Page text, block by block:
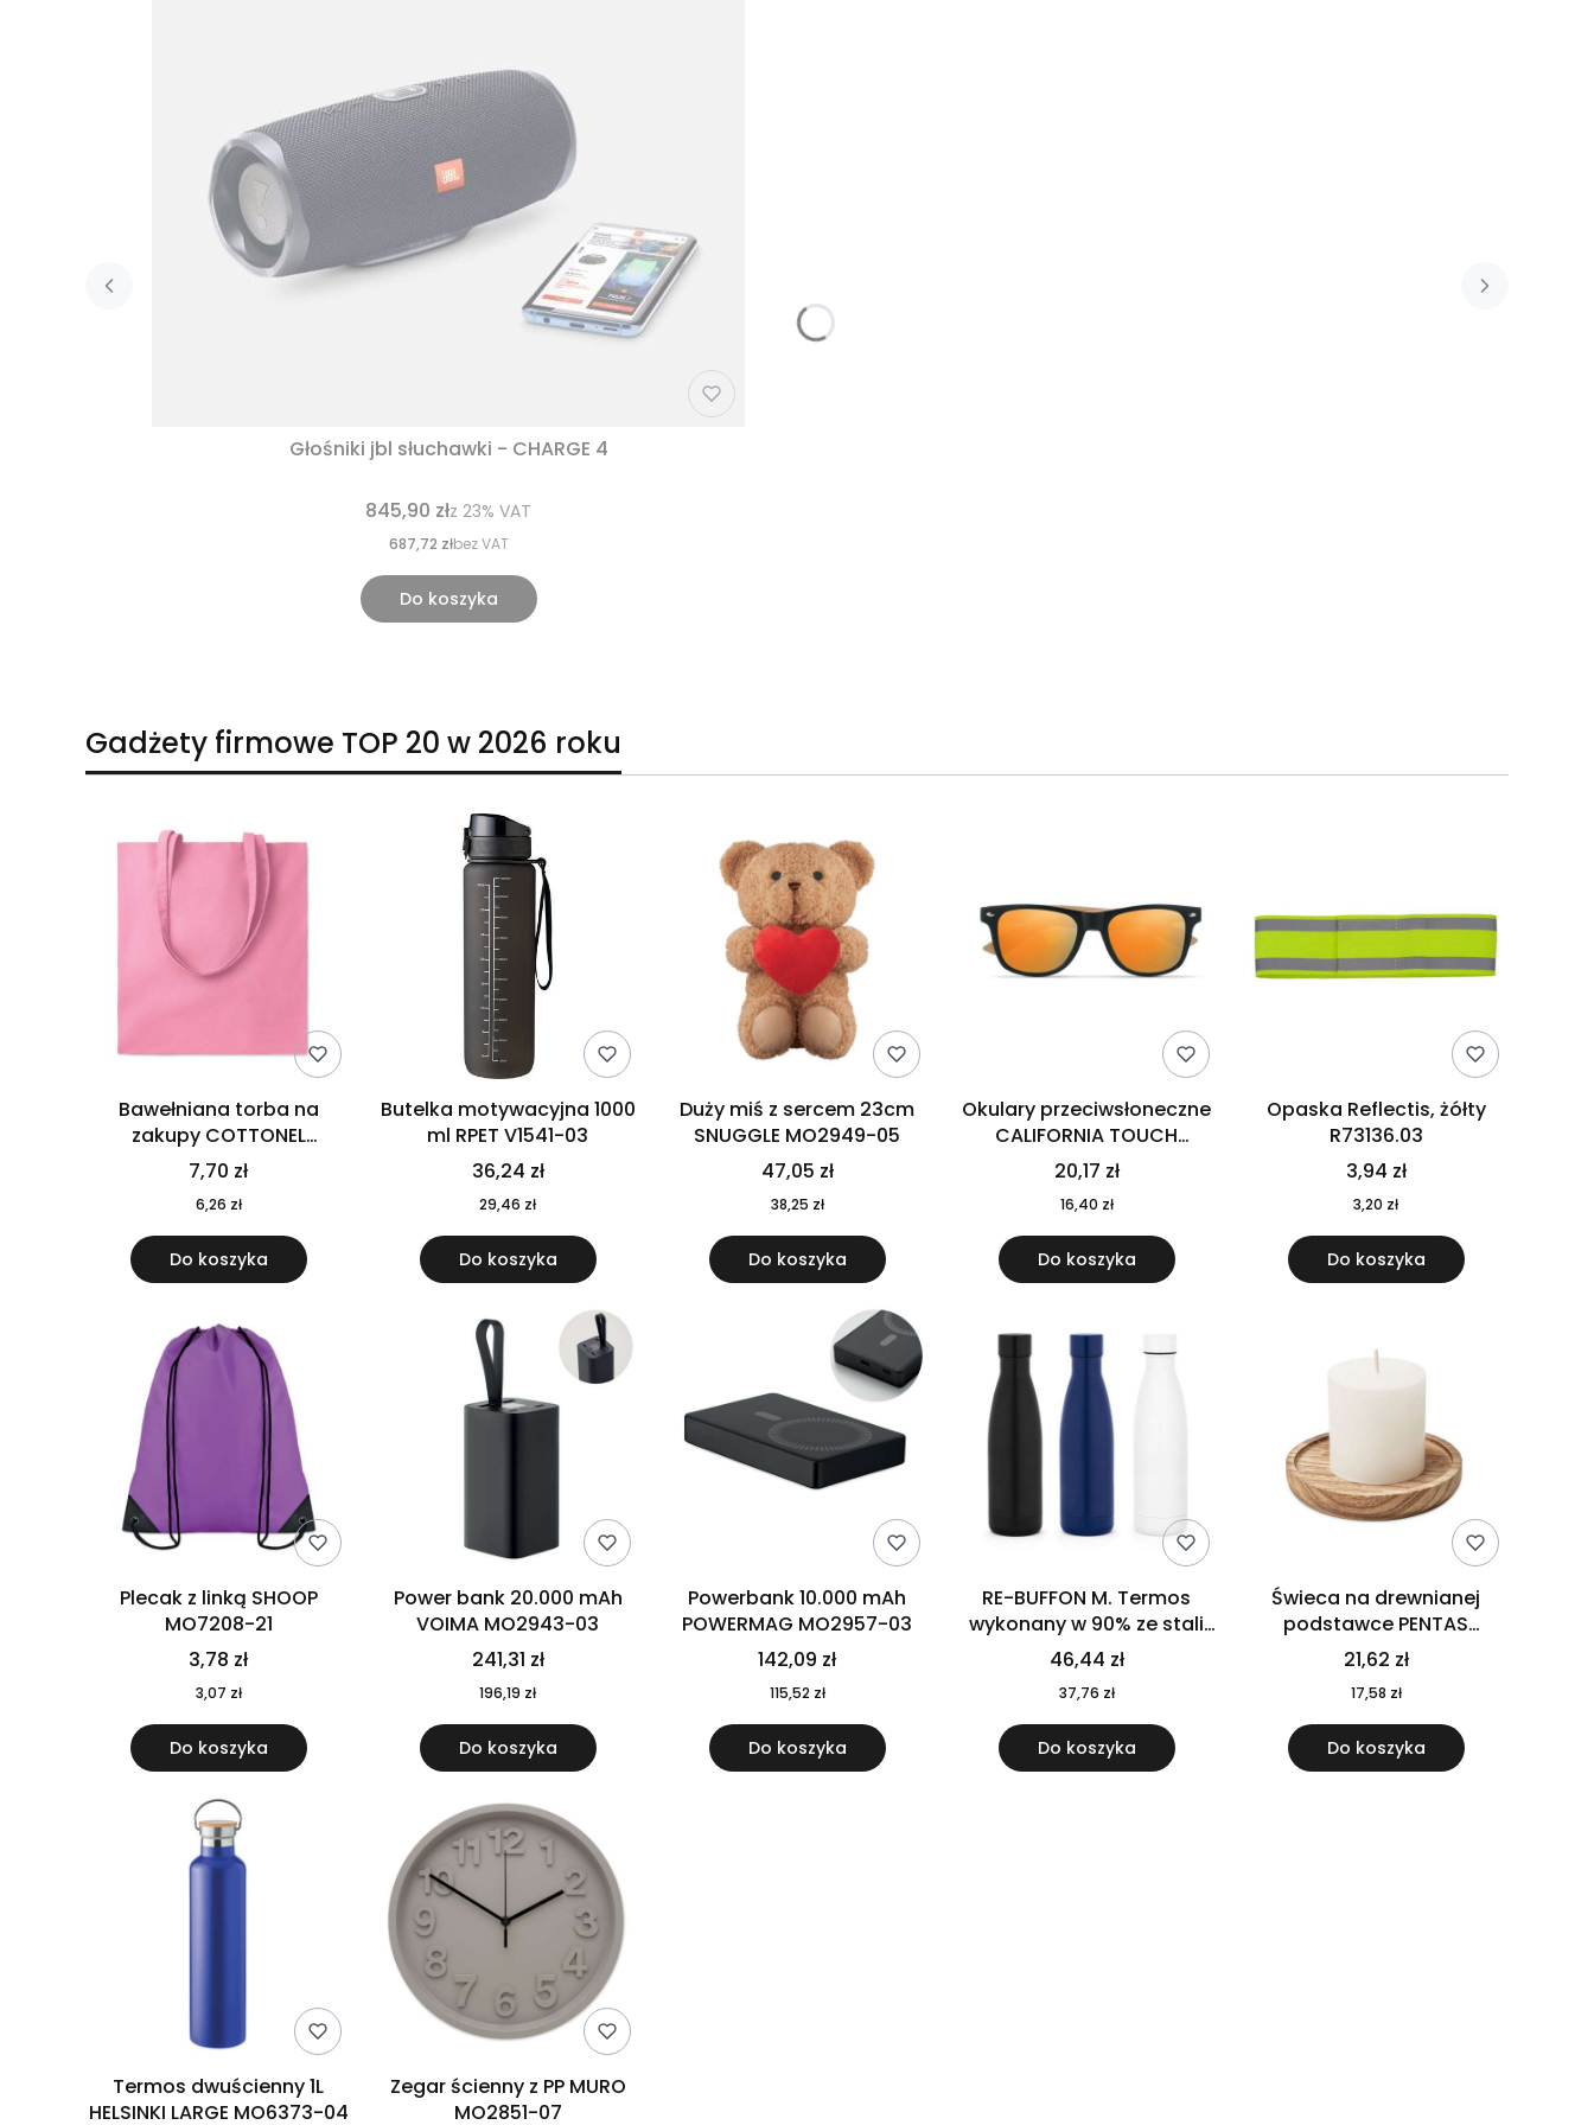
Głośniki jbl słuchawki - CHARGE 4
845,90 złz 23% VAT
687,72 złbez VAT
Do koszyka
Gadżety firmowe TOP 20 w 2026 roku
Bawełniana torba na
zakupy COTTONEL
COLOUR++ MO9846-11
7,70 zł
6,26 zł
Do koszyka
Butelka motywacyjna 1000
ml RPET V1541-03
36,24 zł
29,46 zł
Do koszyka
Duży miś z sercem 23cm
SNUGGLE MO2949-05
47,05 zł
38,25 zł
Do koszyka
Okulary przeciwsłoneczne
CALIFORNIA TOUCH
MO9617-10
20,17 zł
16,40 zł
Do koszyka
Opaska Reflectis, żółty
R73136.03
3,94 zł
3,20 zł
Do koszyka
Plecak z linką SHOOP
MO7208-21
3,78 zł
3,07 zł
Do koszyka
Power bank 20.000 mAh
VOIMA MO2943-03
241,31 zł
196,19 zł
Do koszyka
Powerbank 10.000 mAh
POWERMAG MO2957-03
142,09 zł
115,52 zł
Do koszyka
RE-BUFFON M. Termos
wykonany w 90% ze stali
nierdzewnej pochodzącej z
recyklingu 520 ml 94294
46,44 zł
37,76 zł
Do koszyka
Świeca na drewnianej
podstawce PENTAS
MO6282-40
21,62 zł
17,58 zł
Do koszyka
Termos dwuścienny 1L
HELSINKI LARGE MO6373-04
Zegar ścienny z PP MURO
MO2851-07